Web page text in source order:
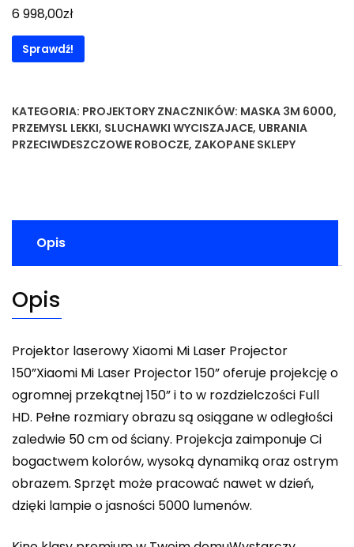
6 998,00zł
Sprawdź!
KATEGORIA: PROJEKTORY ZNACZNIKÓW: MASKA 3M 6000,
PRZEMYSL LEKKI, SLUCHAWKI WYCISZAJACE, UBRANIA
PRZECIWDESZCZOWE ROBOCZE, ZAKOPANE SKLEPY
Opis
Opis
Projektor laserowy Xiaomi Mi Laser Projector
150”Xiaomi Mi Laser Projector 150” oferuje projekcję o
ogromnej przekątnej 150” i to w rozdzielczości Full
HD. Pełne rozmiary obrazu są osiągane w odległości
zaledwie 50 cm od ściany. Projekcja zaimponuje Ci
bogactwem kolorów, wysoką dynamiką oraz ostrym
obrazem. Sprzęt może pracować nawet w dzień,
dzięki lampie o jasności 5000 lumenów.